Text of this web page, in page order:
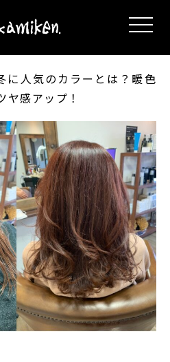
に人気のカラーとは？暖色
ヤ感アップ！